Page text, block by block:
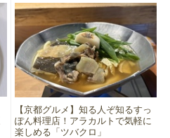
【京都グルメ】知る人ぞ知るすっ
ぽん料理店！アラカルトで気軽に
楽しめる「ツバクロ」